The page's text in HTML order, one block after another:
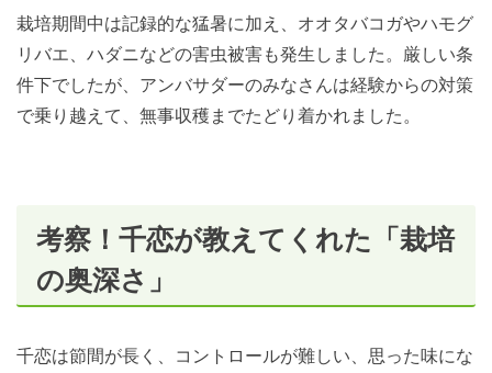
栽培期間中は記録的な猛暑に加え、オオタバコガやハモグ
リバエ、ハダニなどの害虫被害も発生しました。厳しい条
件下でしたが、アンバサダーのみなさんは経験からの対策
で乗り越えて、無事収穫までたどり着かれました。
考察！千恋が教えてくれた「栽培
の奥深さ」
千恋は節間が長く、コントロールが難しい、思った味にな